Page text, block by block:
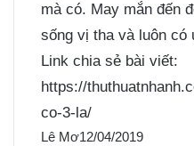
mà có. May mắn đến
sống vị tha và luôn
Link chia sẻ bài viết:
https://
co-3-la/
Lê Mơ12/04/2019